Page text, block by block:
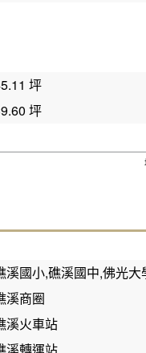
坪
坪
溪國小,礁溪國中,佛光大
溪商圈
溪火車站
溪轉運站